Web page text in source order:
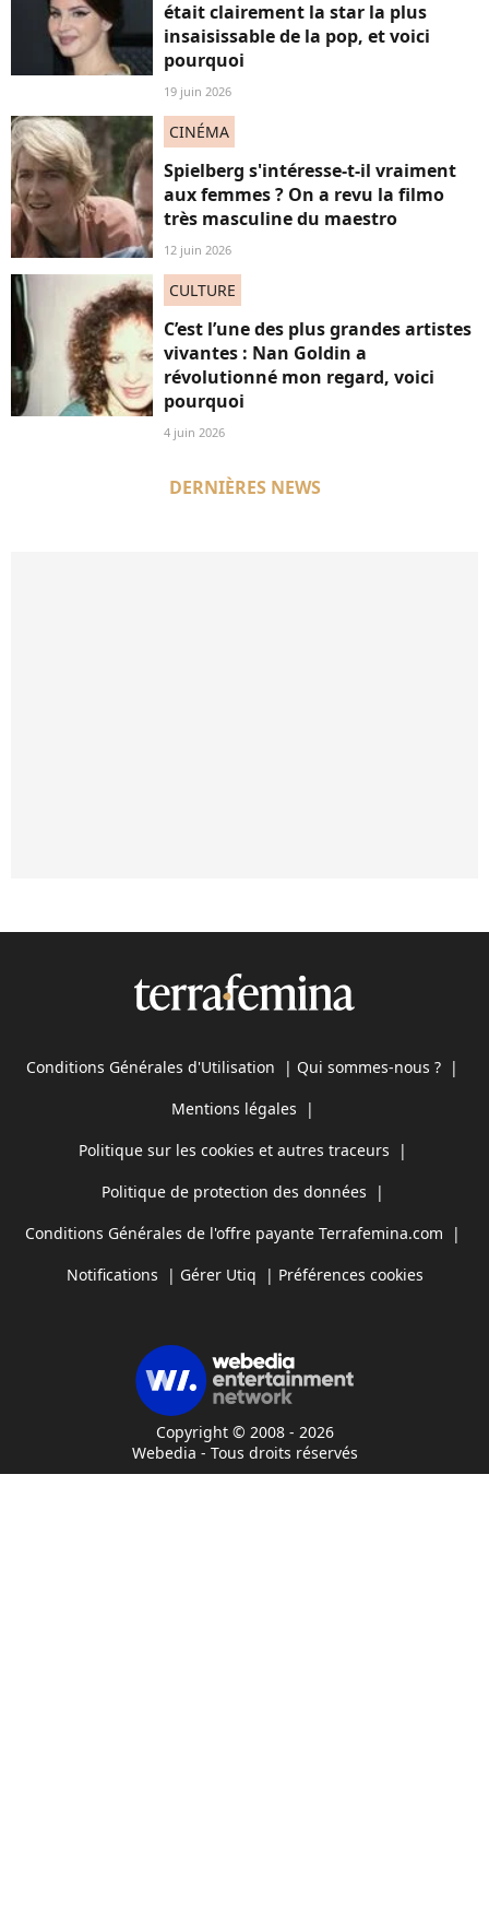
était clairement la star la plus
insaisissable de la pop, et voici
pourquoi
19 juin 2026
CINÉMA
Spielberg s'intéresse-t-il vraiment
aux femmes ? On a revu la filmo
très masculine du maestro
12 juin 2026
CULTURE
C’est l’une des plus grandes artistes
vivantes : Nan Goldin a
révolutionné mon regard, voici
pourquoi
4 juin 2026
DERNIÈRES NEWS
Conditions Générales d'Utilisation | Qui sommes-nous ? |
Mentions légales |
Politique sur les cookies et autres traceurs |
Politique de protection des données |
Conditions Générales de l'offre payante Terrafemina.com |
Notifications | Gérer Utiq | Préférences cookies
Copyright © 2008 - 2026
Webedia - Tous droits réservés